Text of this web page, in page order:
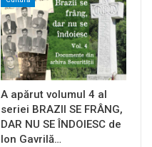
A apărut volumul 4 al
seriei BRAZII SE FRÂNG,
DAR NU SE ÎNDOIESC de
Ion Gavrilă…